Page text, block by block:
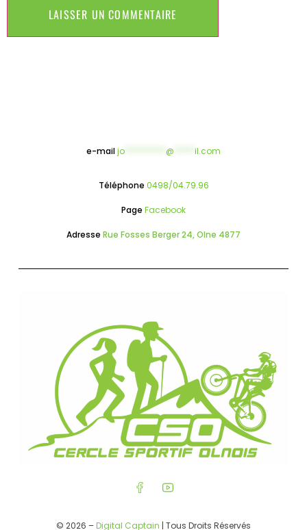
e-mailjo @ il.com
Téléphone 0498/04.79.96
Page Facebook
Adresse Rue Fosses Berger 24, Olne 4877
© 2026 –Digital Captain | Tous Droits Réservés